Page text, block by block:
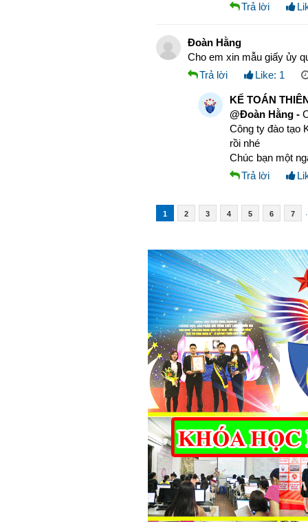
Trả lời
Đoàn Hằng
Cho em xin mẫu giấy ủy
Trả lời
Like: 1
KẾ TOÁN
@Đoàn Hằng -
Công ty đào tạo
rồi nhé
Chúc bạn một
Trả lời
1 2 3 4 5 6 7